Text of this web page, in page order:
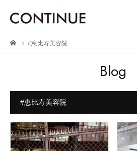
#恵比寿美容院
Blog
#恵比寿美容院